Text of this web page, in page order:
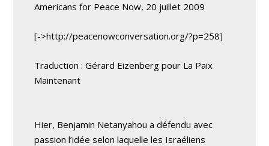
Americans for Peace Now, 20 juillet 2009
[->http://peacenowconversation.org/?p=258]
Traduction : Gérard Eizenberg pour La Paix
Maintenant
Hier, Benjamin Netanyahou a défendu avec
passion l’idée selon laquelle les Israéliens